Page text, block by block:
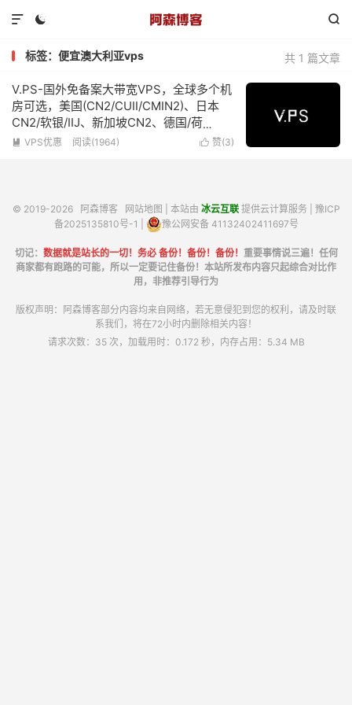
 

共 1 篇文章
标签：便宜澳大利亚vps
V.PS-国外免备案大带宽VPS，全球多个机
房可选，美国(CN2/CUII/CMIN2)、日本
CN2/软银/IIJ、新加坡CN2、德国/荷
兰/CN2+CUII、英国CUII，特价优惠低至
 赞(3)
 VPS优惠 阅读(1964)
© 2019-2026 阿森博客 网站地图 | 本站由 冰云互联提供云计算服务 | 豫ICP
备2025135810号-1
豫公网安备 41132402411697号
切记： 数据就是站长的一切！务必 备份！备份！备份！ 重要事情说三遍！任何
商家都有跑路的可能，所以一定要记住备份！本站所发布内容只起综合对比作
用，非推荐引导行为
版权声明：阿森博客部分内容均来自网络，若无意侵犯到您的权利，请及时联
系我们，将在72小时内删除相关内容！
请求次数：35 次，加载用时：0.172 秒，内存占用：5.34 MB